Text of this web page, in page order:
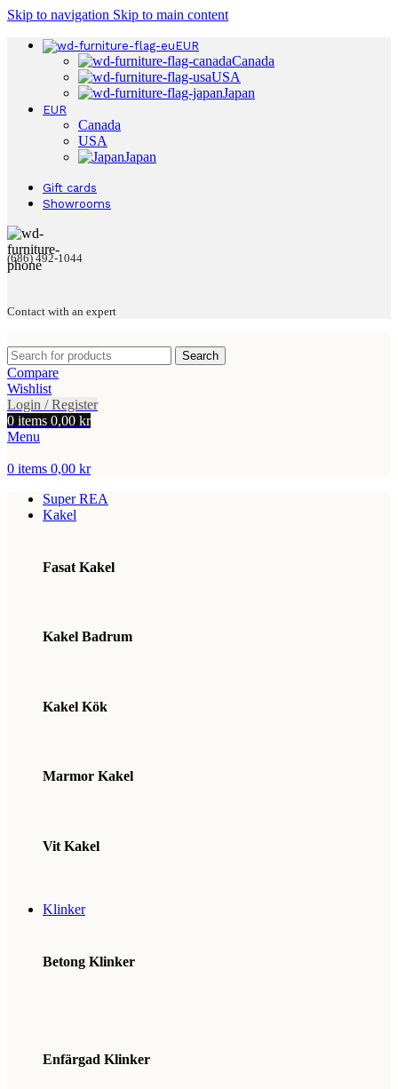
Skip to navigation Skip to main content
EUR
Canada
USA
Japan
EUR
Canada
USA
Japan
Gift cards
Showrooms
(686) 492-1044
Contact with an expert
Search
Compare
Wishlist
Login / Register
0 items 0,00 kr
Menu
0 items 0,00 kr
Super REA
Kakel
Fasat Kakel
Kakel Badrum
Kakel Kök
Marmor Kakel
Vit Kakel
Klinker
Betong Klinker
Enfärgad Klinker